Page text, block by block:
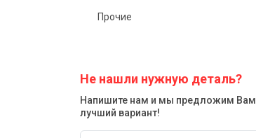
Прочие
Не нашли нужную деталь?
Напишите нам и мы предложим Вам
лучший вариант!